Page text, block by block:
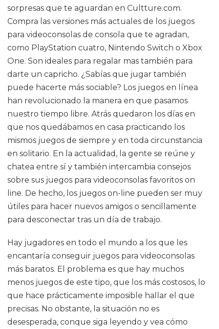
sorpresas que te aguardan en Cultture.com.
Compra las versiones más actuales de los juegos
para videoconsolas de consola que te agradan,
como PlayStation cuatro, Nintendo Switch o Xbox
One. Son ideales para regalar mas también para
darte un capricho. ¿Sabías que jugar también
puede hacerte más sociable? Los juegos en línea
han revolucionado la manera en que pasamos
nuestro tiempo libre. Atrás quedaron los días en
que nos quedábamos en casa practicando los
mismos juegos de siempre y en toda circunstancia
en solitario. En la actualidad, la gente se reúne y
chatea entre sí y también intercambia consejos
sobre sus juegos para videoconsolas favoritos on
line. De hecho, los juegos on-line pueden ser muy
útiles para hacer nuevos amigos o sencillamente
para desconectar tras un día de trabajo.
Hay jugadores en todo el mundo a los que les
encantaría conseguir juegos para videoconsolas
más baratos. El problema es que hay muchos
menos juegos de este tipo, que los más costosos, lo
que hace prácticamente imposible hallar el que
precisas. No obstante, la situación no es
desesperada, conque siga leyendo y vea cómo